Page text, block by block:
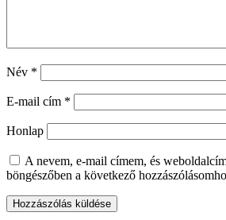
Név *
E-mail cím *
Honlap
A nevem, e-mail címem, és
böngészőben a következő